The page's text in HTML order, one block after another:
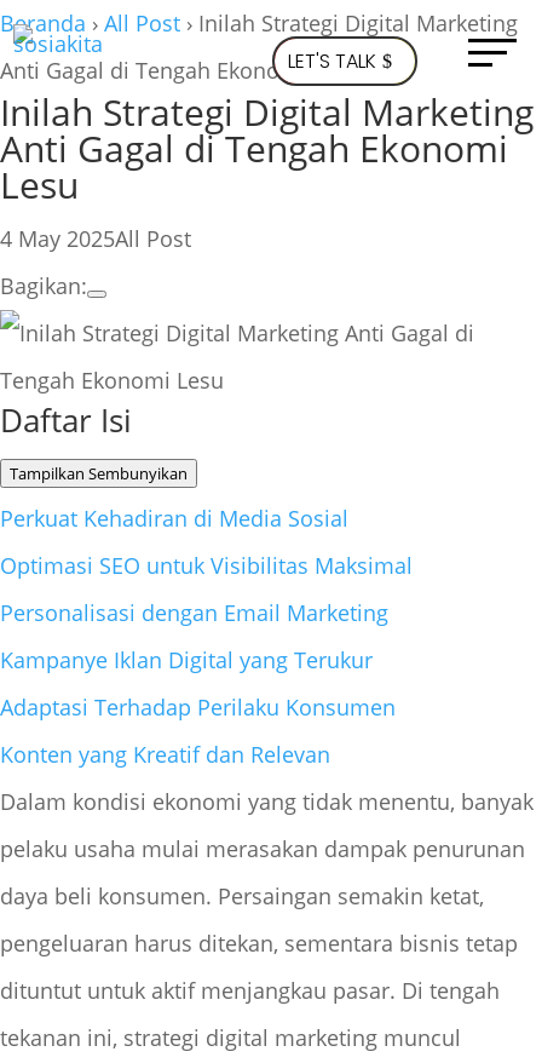
LET'S TALK
Beranda › All Post › Inilah Strategi Digital Marketing
Anti Gagal di Tengah Ekonomi Lesu
Inilah Strategi Digital Marketing
Anti Gagal di Tengah Ekonomi
Lesu
4 May 2025All Post
Bagikan:
Daftar Isi
Tampilkan Sembunyikan
Perkuat Kehadiran di Media Sosial
Optimasi SEO untuk Visibilitas Maksimal
Personalisasi dengan Email Marketing
Kampanye Iklan Digital yang Terukur
Adaptasi Terhadap Perilaku Konsumen
Konten yang Kreatif dan Relevan
Dalam kondisi ekonomi yang tidak menentu, banyak
pelaku usaha mulai merasakan dampak penurunan
daya beli konsumen. Persaingan semakin ketat,
pengeluaran harus ditekan, sementara bisnis tetap
dituntut untuk aktif menjangkau pasar. Di tengah
tekanan ini, strategi digital marketing muncul